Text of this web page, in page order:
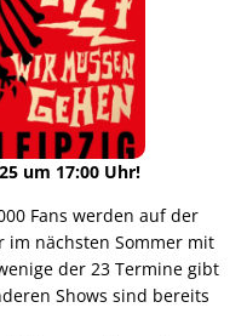
um 17:00 Uhr!
Fans werden auf der
im nächsten Sommer mit
der 23 Termine gibt
Shows sind bereits